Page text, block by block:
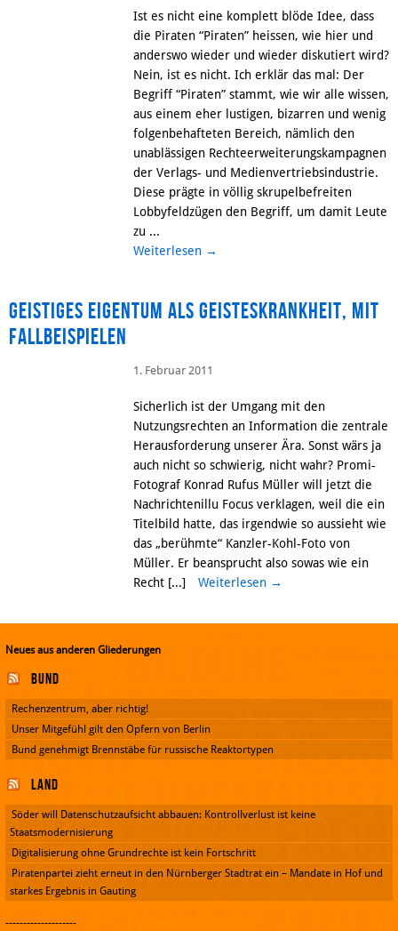
Ist es nicht eine komplett blöde Idee, dass
die Piraten “Piraten” heissen, wie hier und
anderswo wieder und wieder diskutiert wird?
Nein, ist es nicht. Ich erklär das mal: Der
Begriff “Piraten” stammt, wie wir alle wissen,
aus einem eher lustigen, bizarren und wenig
folgenbehafteten Bereich, nämlich den
unablässigen Rechteerweiterungskampagnen
der Verlags- und Medienvertriebsindustrie.
Diese prägte in völlig skrupelbefreiten
Lobbyfeldzügen den Begriff, um damit Leute
zu ...
Weiterlesen →
Geistiges Eigentum als Geisteskrankheit, mit
Fallbeispielen
1. Februar 2011
Sicherlich ist der Umgang mit den
Nutzungsrechten an Information die zentrale
Herausforderung unserer Ära. Sonst wärs ja
auch nicht so schwierig, nicht wahr? Promi-
Fotograf Konrad Rufus Müller will jetzt die
Nachrichtenillu Focus verklagen, weil die ein
Titelbild hatte, das irgendwie so aussieht wie
das „berühmte“ Kanzler-Kohl-Foto von
Müller. Er beansprucht also sowas wie ein
Recht [...]
Weiterlesen →
Neues aus anderen Gliederungen
Bund
Rechenzentrum, aber richtig!
Unser Mitgefühl gilt den Opfern von Berlin
Bund genehmigt Brennstäbe für russische Reaktortypen
Land
Söder will Datenschutzaufsicht abbauen: Kontrollverlust ist keine
Staatsmodernisierung
Digitalisierung ohne Grundrechte ist kein Fortschritt
Piratenpartei zieht erneut in den Nürnberger Stadtrat ein – Mandate in Hof und
starkes Ergebnis in Gauting
--------------------